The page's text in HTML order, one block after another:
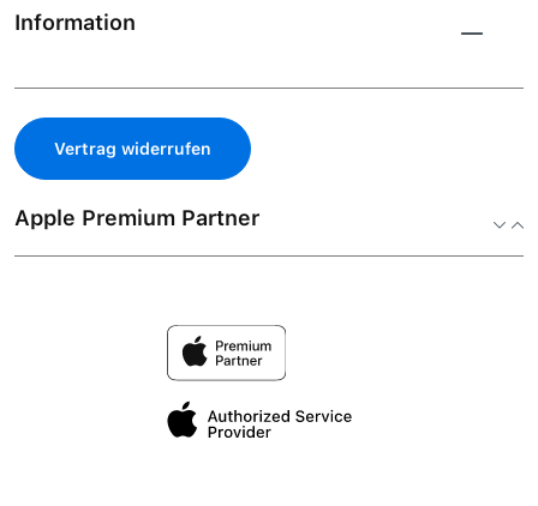
Information
Vertrag widerrufen
Apple Premium Partner